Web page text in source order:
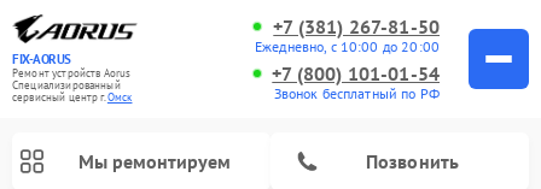
FIX-AORUS
Ремонт устройств Aorus
Специализированный
cервисный центр г.Омск
+7 (381) 267-81-50
Ежедневно, с 10:00 до 20:00
+7 (800) 101-01-54
Звонок бесплатный по РФ
Мы ремонтируем Позвонить